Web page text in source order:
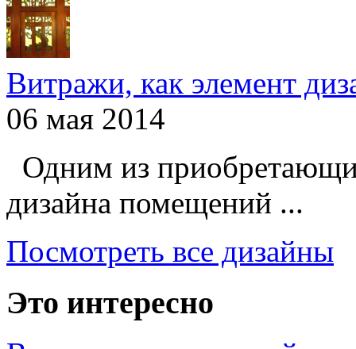
Витражи, как элемент
06 мая 2014
Одним из
дизайна помещений ...
Посмотреть все дизайны
Это интересно